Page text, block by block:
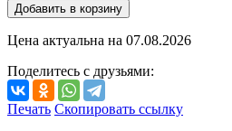
Добавить в корзину
Цена актуальна на 07.08.2026
Поделитесь с друзьями:
Печать Скопировать ссылку